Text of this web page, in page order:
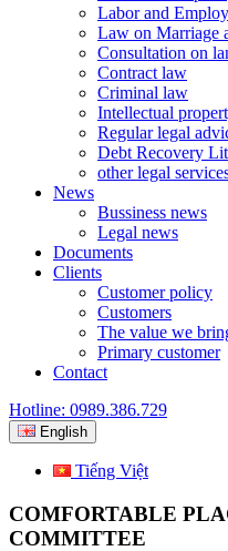
Labor and
Law on Marriage
Consultation on
Contract law
Criminal law
Intellectual
Regular legal
Debt Recovery
other legal
News
Bussiness news
Legal news
Documents
Clients
Customer policy
Customers
The value we
Primary customer
Contact
Hotline: 0989.386.729
English
Tiếng Việt
COMFORTABLE
COMMITTEE